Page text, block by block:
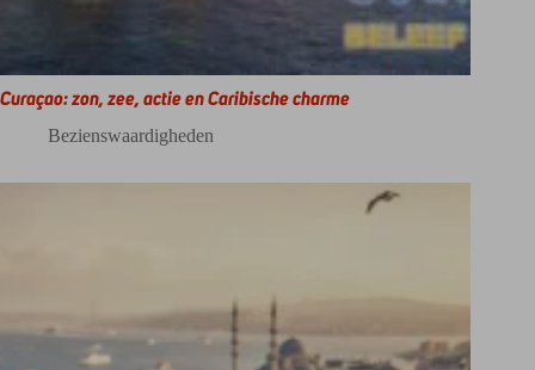
Curaçao: zon, zee, actie en Caribische charme
Bezienswaardigheden